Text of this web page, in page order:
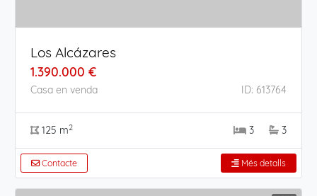
Los Alcázares
1.390.000 €
Casa en venda ID: 613764
125 m2 3 3
Contacte Més detalls